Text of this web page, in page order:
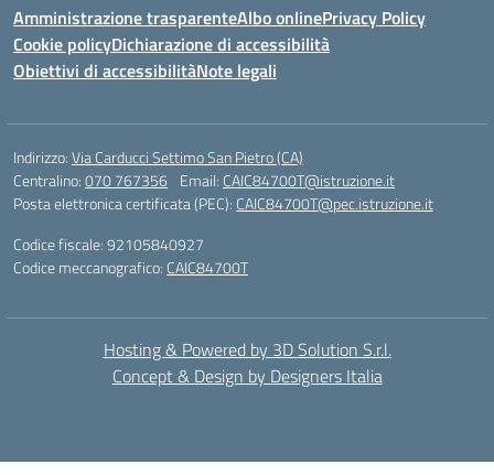
Amministrazione trasparenteAlbo onlinePrivacy Policy
Cookie policyDichiarazione di accessibilità
Obiettivi di accessibilitàNote legali
Indirizzo:Via Carducci Settimo San Pietro (CA)
Centralino:070 767356 Email: CAIC84700T@istruzione.it
Posta elettronica certificata (PEC): CAIC84700T@pec.istruzione.it
Codice fiscale: 92105840927
Codice meccanografico: CAIC84700T
Hosting & Powered by 3D Solution S.r.l.
Concept & Design by Designers Italia